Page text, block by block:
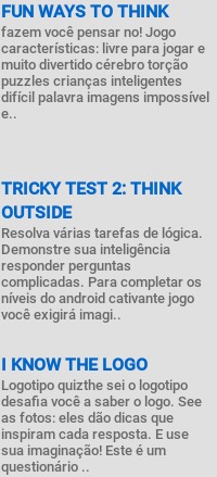
FUN WAYS TO THINK
fazem você pensar no! Jogo
características: livre para jogar e
muito divertido cérebro torção
puzzles crianças inteligentes
difícil palavra imagens impossível
e..
TRICKY TEST 2: THINK
OUTSIDE
Resolva várias tarefas de lógica.
Demonstre sua inteligência
responder perguntas
complicadas. Para completar os
níveis do android cativante jogo
você exigirá imagi..
I KNOW THE LOGO
Logotipo quizthe sei o logotipo
desafia você a saber o logo. See
as fotos: eles dão dicas que
inspiram cada resposta. E use
sua imaginação! Este é um
questionário ..